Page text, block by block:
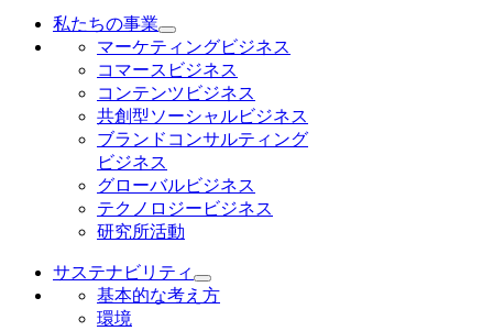
私たちの事業
マーケティングビジネス
コマースビジネス
コンテンツビジネス
共創型ソーシャルビジネス
ブランドコンサルティング
ビジネス
グローバルビジネス
テクノロジービジネス
研究所活動
サステナビリティ
基本的な考え方
環境